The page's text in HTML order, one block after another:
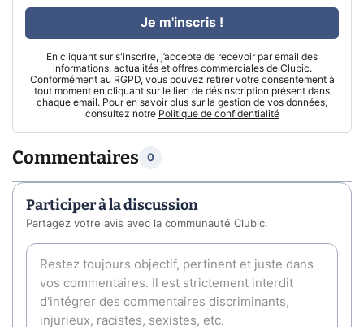
En cliquant sur s'inscrire, j’accepte de recevoir par email des
informations, actualités et offres commerciales de Clubic.
Conformément au RGPD, vous pouvez retirer votre consentement à
tout moment en cliquant sur le lien de désinscription présent dans
chaque email. Pour en savoir plus sur la gestion de vos données,
consultez notre Politique de confidentialité
Je m'inscris !
Commentaires 0
Participer à la discussion
Partagez votre avis avec la communauté Clubic.